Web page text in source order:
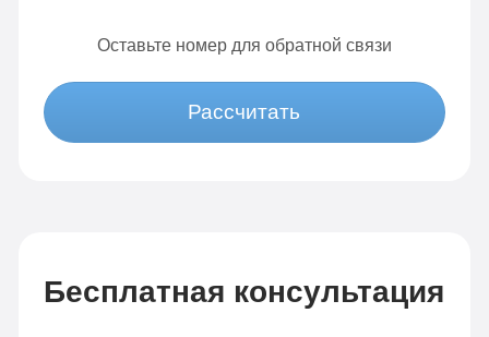
Оставьте номер для обратной связи
Рассчитать
Бесплатная консультация